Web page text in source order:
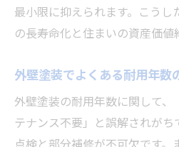
ル
外壁塗装の劣化症状
外壁塗装の耐用年数
の重要性
減価償却から考える外壁
最小限に抑えられます。こうし
の長寿命化と住まいの資産価値
外壁塗装でよくある耐用年数
外壁塗装の耐用年数に関して
テナンス不要」と誤解されが